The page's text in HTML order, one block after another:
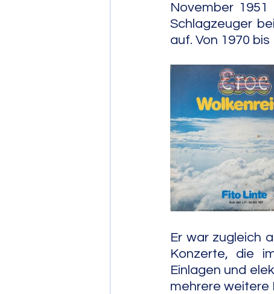
Hard Rock
Avant Pop
Westcoast Jazz
Post Bop
Soul Jazz
November
Schlagzeuger
auf. Von 1970
Er war zugleich
Konzerte, die
Einlagen und
mehrere weitere